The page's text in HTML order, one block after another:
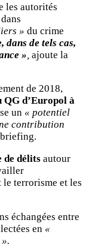
les autorités
» du crime
de tels cas,
» ajoute la
de 2018,
d’Europol à
un « potentiel
contribution
de délits autour
terrorisme et les
échangées entre
en «